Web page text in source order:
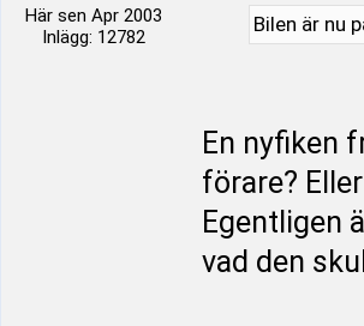
Här sen Apr 2003
Inlägg: 12782
Bilen är nu
En nyfiken
förare?
Egentligen
vad den